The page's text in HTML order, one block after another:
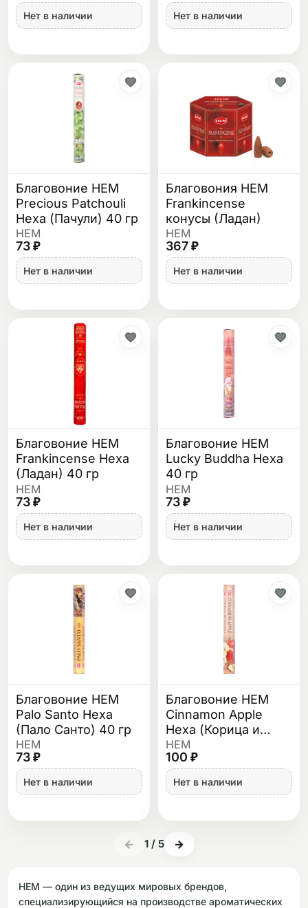
Нет в наличии Нет в наличии
Благовоние HEM
Precious Patchouli
Hexa (Пачули) 40 гр
HEM
73 ₽
Нет в наличии
Благовония HEM
Frankincense
конусы (Ладан)
HEM
367 ₽
Нет в наличии
Благовоние HEM
Frankincense Hexa
(Ладан) 40 гр
HEM
73 ₽
Нет в наличии
Благовоние HEM
Lucky Buddha Hexa
40 гр
HEM
73 ₽
Нет в наличии
Благовоние HEM
Palo Santo Hexa
(Пало Санто) 40 гр
HEM
73 ₽
Нет в наличии
Благовоние HEM
Cinnamon Apple
Hexa (Корица и
Яблоко) 40 гр
HEM
100 ₽
Нет в наличии
← 1/ 5 →
HEM — один из ведущих мировых брендов,
специализирующийся на производстве ароматических